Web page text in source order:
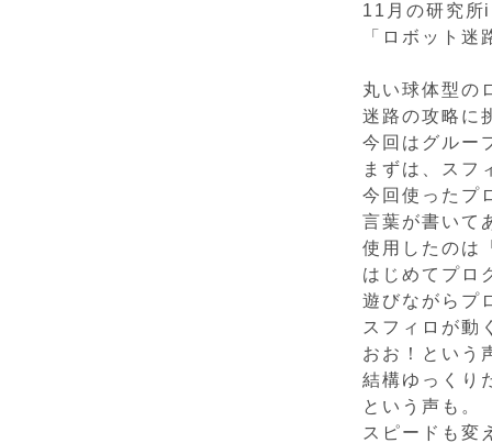
11月の研究所
「ロボット迷
丸い球体型の
迷路の攻略に
今回はグルー
まずは、スフ
今回使ったプ
言葉が書いて
使用したの
はじめてプロ
遊びながらプ
スフィロが動
おお！という
結構ゆっくり
という声も。
スピードも変